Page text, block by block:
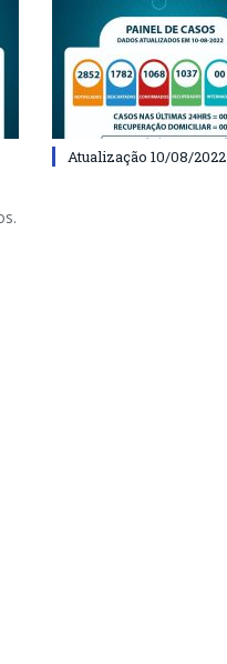
Atualização 10/08/2022